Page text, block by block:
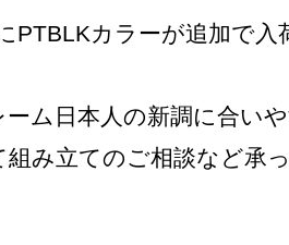
PTBLKカラーが追加で入
ム日本人の新調に合い
み立てのご相談など承